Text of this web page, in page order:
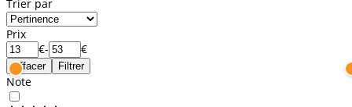
Trier par
Prix
€- €
Effacer Filtrer
Note